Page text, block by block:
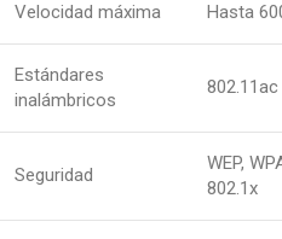
Velocidad máxima Hasta
Estándares
inalámbricos
Seguridad
WEP,
802.1x